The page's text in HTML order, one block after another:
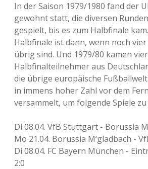
In der Saison 1979/1980 fand der
gewohnt statt, die diversen
gespielt, bis es zum Halbfinale
Halbfinale ist dann, wenn noch
übrig sind. Und 1979/80 kamen
Halbfinalteilnehmer aus
die übrige europäische
in immens hoher Zahl vor dem
versammelt, um folgende Spiele
Di 08.04. VfB Stuttgart - Borussia
Mo 21.04. Borussia M‘gladbach -
Di 08.04. FC Bayern München -
2:0